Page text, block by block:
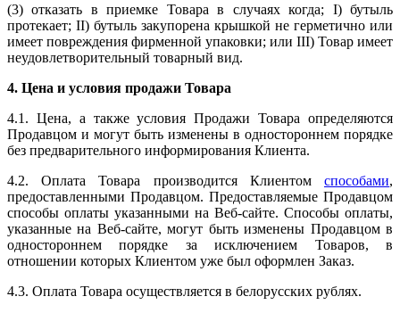
(3) отказать в приемке Товара в случаях когда; I) бутыль
протекает; II) бутыль закупорена крышкой не герметично или
имеет повреждения фирменной упаковки; или III) Товар имеет
неудовлетворительный товарный вид.
4. Цена и условия продажи Товара
4.1. Цена, а также условия Продажи Товара определяются
Продавцом и могут быть изменены в одностороннем порядке
без предварительного информирования Клиента.
4.2. Оплата Товара производится Клиентом способами,
предоставленными Продавцом. Предоставляемые Продавцом
способы оплаты указанными на Веб-сайте. Способы оплаты,
указанные на Веб-сайте, могут быть изменены Продавцом в
одностороннем порядке за исключением Товаров, в
отношении которых Клиентом уже был оформлен Заказ.
4.3. Оплата Товара осуществляется в белорусских рублях.